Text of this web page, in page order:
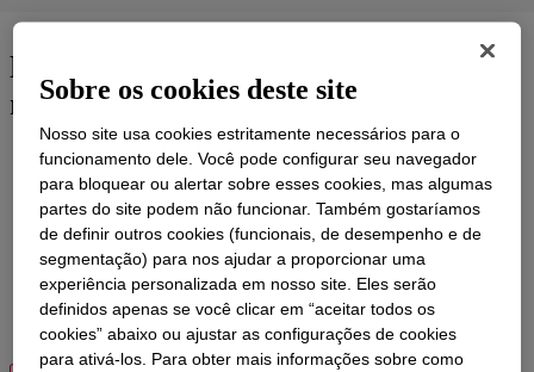
Desempenho excepcional para os
requisitos mais desafiadores
Quando se trata de calafetação e selantes, você precisa ser
capaz de confiar na capacidade de desempenho dos seus
produtos.
A ampla gama de emulsões de polímero acrílico e estireno para
calafetação e selantes da Dow permite que você forme
produtos sustentáveis que atendem às demandas de
desempenho em constante mudança do setor.
Sobre os cookies deste site
Nosso site usa cookies estritamente necessários para o
funcionamento dele. Você pode configurar seu navegador
para bloquear ou alertar sobre esses cookies, mas algumas
partes do site podem não funcionar. Também gostaríamos
de definir outros cookies (funcionais, de desempenho e de
segmentação) para nos ajudar a proporcionar uma
experiência personalizada em nosso site. Eles serão
definidos apenas se você clicar em “aceitar todos os
cookies” abaixo ou ajustar as configurações de cookies
para ativá-los. Para obter mais informações sobre como